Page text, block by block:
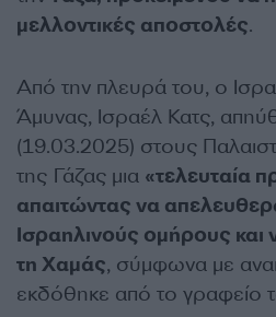
μελλοντικές αποστολές.
Από την πλευρά του, ο
Άμυνας, Ισραέλ Κατς,
(19.03.2025) στους
της Γάζας μια «τελευταία
απαιτώντας να
Ισραηλινούς ομήρους
τη Χαμάς, σύμφωνα με
εκδόθηκε από το γραφείο